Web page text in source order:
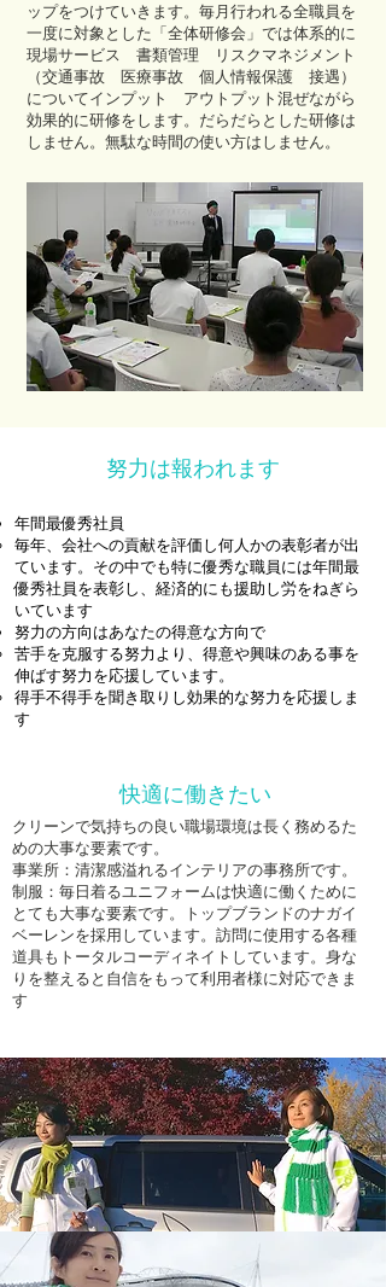
ップをつけていきます。毎月行われる全職員を
一度に対象とした「全体研修会」では体系的に
現場サービス 書類管理 リスクマネジメント
（交通事故 医療事故 個人情報保護 接遇）
についてインプット アウトプット混ぜながら
効果的に研修をします。だらだらとした研修は
しません。無駄な時間の使い方はしません。
​努力は報われます
年間最優秀社員
毎年、会社への貢献を評価し何人かの表彰者が出
ています。その中でも特に優秀な職員には年間最
優秀社員を表彰し、経済的にも援助し労をねぎら
いています
努力の方向はあなたの得意な方向で
苦手を克服する努力より、得意や興味のある事を
伸ばす努力を応援しています。
得手不得手を聞き取りし効果的な努力を応援しま
す
快適に働きたい
クリーンで気持ちの良い職場環境は長く務めるた
めの大事な要素です。
事業所：清潔感溢れるインテリアの事務所です。
制服：毎日着るユニフォームは快適に働くために
とても大事な要素です。トップブランドのナガイ
ベーレンを採用しています。訪問に使用する各種
道具もトータルコーディネイトしています。身な
りを整えると自信をもって利用者様に対応できま
す